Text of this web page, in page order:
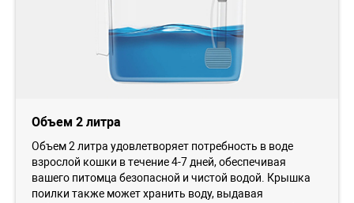
Объем 2 литра
Объем 2 литра удовлетворяет потребность в воде
взрослой кошки в течение 4-7 дней, обеспечивая
вашего питомца безопасной и чистой водой. Крышка
поилки также может хранить воду, выдавая